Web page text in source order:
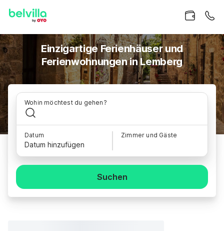
Einzigartige Ferienhäuser und
Ferienwohnungen in Lemberg
Wohin möchtest du gehen?
Datum
Datum hinzufügen
Zimmer und Gäste
Suchen